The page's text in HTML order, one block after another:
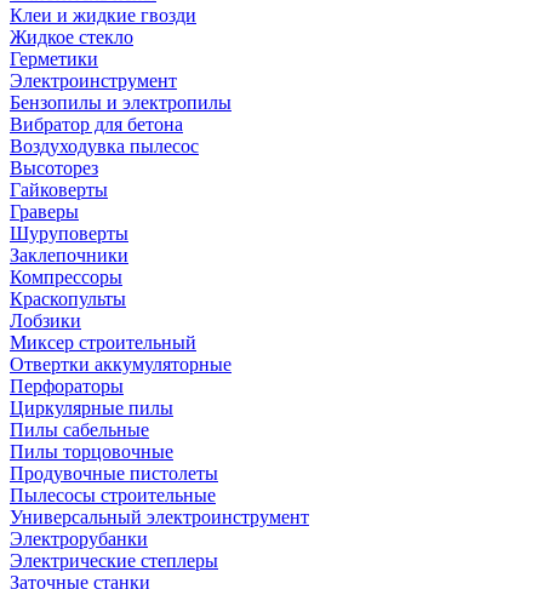
Клеи и жидкие гвозди
Жидкое стекло
Герметики
Электроинструмент
Бензопилы и электропилы
Вибратор для бетона
Воздуходувка пылесос
Высоторез
Гайковерты
Граверы
Шуруповерты
Заклепочники
Компрессоры
Краскопульты
Лобзики
Миксер строительный
Отвертки аккумуляторные
Перфораторы
Циркулярные пилы
Пилы сабельные
Пилы торцовочные
Продувочные пистолеты
Пылесосы строительные
Универсальный электроинструмент
Электрорубанки
Электрические степлеры
Заточные станки